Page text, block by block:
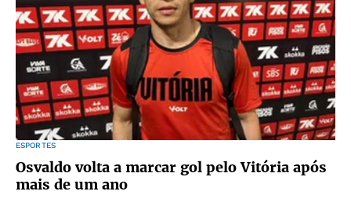
ESPORTES
Osvaldo volta a marcar gol pelo Vitória após
mais de um ano